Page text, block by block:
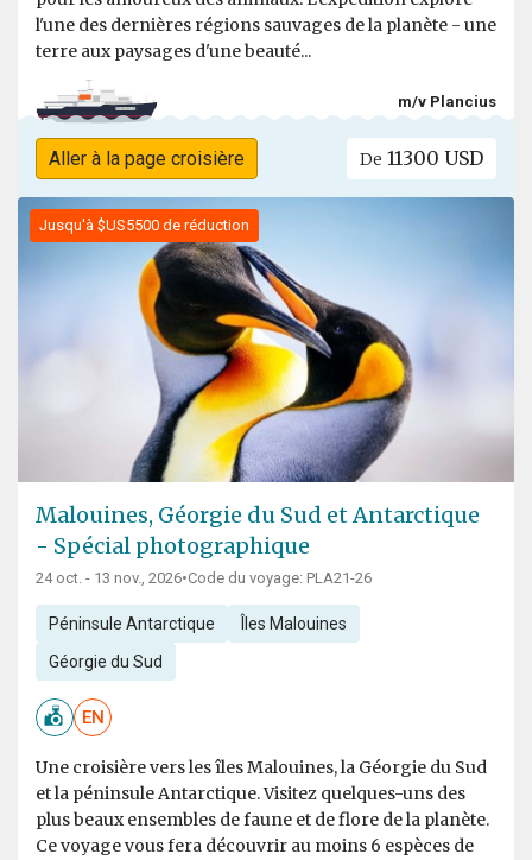
l'une des dernières régions sauvages de la planète - une
terre aux paysages d'une beauté...
m/v Plancius
Aller à la page croisière De 11300 USD
Jusqu'à $US5500 de réduction
Malouines, Géorgie du Sud et Antarctique
- Spécial photographique
24 oct. - 13 nov., 2026•Code du voyage: PLA21-26
Péninsule Antarctique Îles Malouines
Géorgie du Sud
EN
Une croisière vers les îles Malouines, la Géorgie du Sud
et la péninsule Antarctique. Visitez quelques-uns des
plus beaux ensembles de faune et de flore de la planète.
Ce voyage vous fera découvrir au moins 6 espèces de